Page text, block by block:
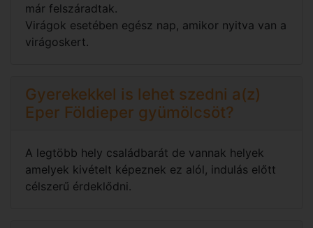
már felszáradtak.
Virágok esetében egész nap, amikor nyitva van a
virágoskert.
Gyerekekkel is lehet szedni a(z)
Eper Földieper gyümölcsöt?
A legtöbb hely családbarát de vannak helyek
amelyek kivételt képeznek ez alól, indulás előtt
célszerű érdeklődni.